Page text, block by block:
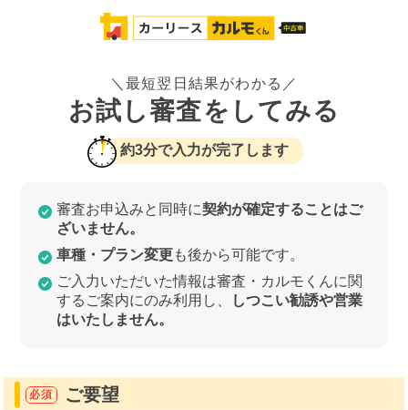
＼最短翌日結果がわかる／
お試し審査をしてみる
約3分で入力が完了します
審査お申込みと同時に契約が確定することはご
ざいません。
車種・プラン変更も後から可能です。
ご入力いただいた情報は審査・カルモくんに関
するご案内にのみ利用し、
しつこい勧誘や営業
はいたしません。
必須 ご要望